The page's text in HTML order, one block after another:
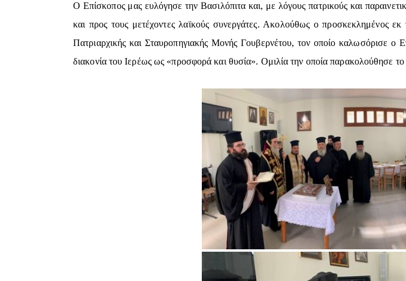
Ο Επίσκοπος μας ευλόγησε την Βασιλόπιτα και, με λόγους πατρικούς και
και προς τους μετέχοντες λαϊκούς συνεργάτες. Ακολούθως ο προσκεκλημένος
Πατριαρχικής και Σταυροπηγιακής Μονής Γουβερνέτου, τον οποίο καλωσόρισε
διακονία του Ιερέως ως «προσφορά και θυσία». Ομιλία την οποία παρακολούθησε